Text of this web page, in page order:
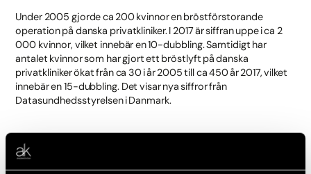
Under 2005 gjorde ca 200 kvinnor en bröstförstorande
operation på danska privatkliniker. I 2017 är siffran uppe i ca 2
000 kvinnor, vilket innebär en 10-dubbling. Samtidigt har
antalet kvinnor som har gjort ett bröstlyft på danska
privatkliniker ökat från ca 30 i år 2005 till ca 450 år 2017, vilket
innebär en 15-dubbling. Det visar nya siffror från
Datasundhedsstyrelsen i Danmark.
Det är framförallt 20-35-åringar som
lägger sig på operationsbordet